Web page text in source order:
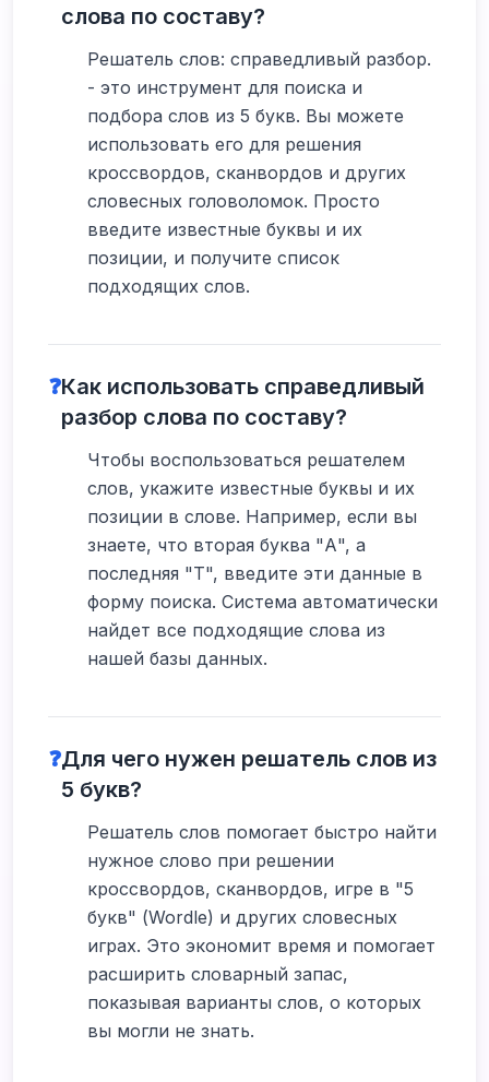
слова по составу?
Решатель слов: справедливый разбор.
- это инструмент для поиска и
подбора слов из 5 букв. Вы можете
использовать его для решения
кроссвордов, сканвордов и других
словесных головоломок. Просто
введите известные буквы и их
позиции, и получите список
подходящих слов.
❓Как использовать справедливый
разбор слова по составу?
Чтобы воспользоваться решателем
слов, укажите известные буквы и их
позиции в слове. Например, если вы
знаете, что вторая буква "А", а
последняя "Т", введите эти данные в
форму поиска. Система автоматически
найдет все подходящие слова из
нашей базы данных.
❓Для чего нужен решатель слов из
5 букв?
Решатель слов помогает быстро найти
нужное слово при решении
кроссвордов, сканвордов, игре в "5
букв" (Wordle) и других словесных
играх. Это экономит время и помогает
расширить словарный запас,
показывая варианты слов, о которых
вы могли не знать.